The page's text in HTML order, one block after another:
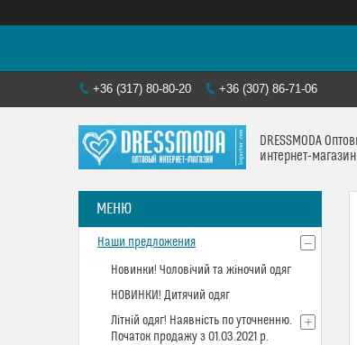
+36 (317) 80-80-20 +36 (307) 86-71-06
DRESSMODA
интернет-магазин
Наши предложения
Новинки! Чоловічий та жіночий одяг
НОВИНКИ! Дитячий одяг
Літній одяг! Наявність по уточненню.
Початок продажу з 01.03.2021 р.